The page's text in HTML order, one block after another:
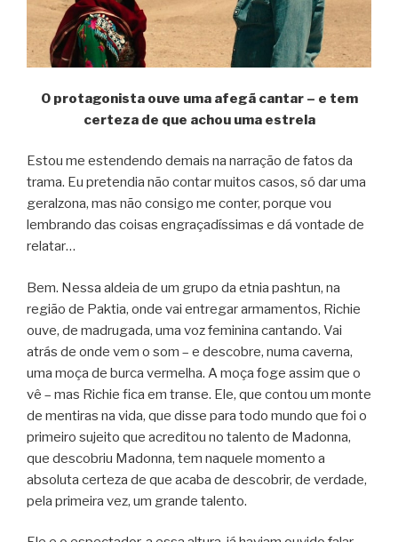
O protagonista ouve uma afegã cantar – e tem
certeza de que achou uma estrela
Estou me estendendo demais na narração de fatos da
trama. Eu pretendia não contar muitos casos, só dar uma
geralzona, mas não consigo me conter, porque vou
lembrando das coisas engraçadíssimas e dá vontade de
relatar…
Bem. Nessa aldeia de um grupo da etnia pashtun, na
região de Paktia, onde vai entregar armamentos, Richie
ouve, de madrugada, uma voz feminina cantando. Vai
atrás de onde vem o som – e descobre, numa caverna,
uma moça de burca vermelha. A moça foge assim que o
vê – mas Richie fica em transe. Ele, que contou um monte
de mentiras na vida, que disse para todo mundo que foi o
primeiro sujeito que acreditou no talento de Madonna,
que descobriu Madonna, tem naquele momento a
absoluta certeza de que acaba de descobrir, de verdade,
pela primeira vez, um grande talento.